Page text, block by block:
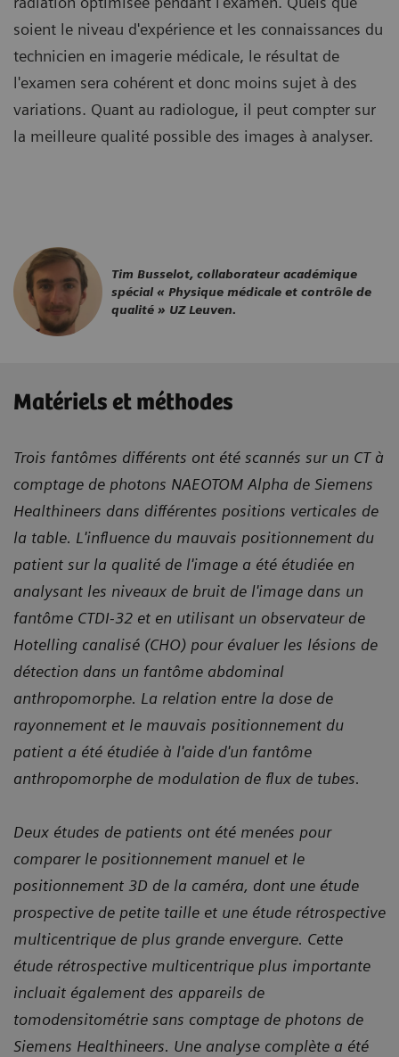
soient le niveau d'expérience et les connaissances du
technicien en imagerie médicale, le résultat de
l'examen sera cohérent et donc moins sujet à des
variations. Quant au radiologue, il peut compter sur
la meilleure qualité possible des images à analyser.
Tim Busselot, collaborateur académique
spécial « Physique médicale et contrôle de
qualité » UZ Leuven.
Matériels et méthodes
Trois fantômes différents ont été scannés sur un CT à
comptage de photons NAEOTOM Alpha de Siemens
Healthineers dans différentes positions verticales de
la table. L'influence du mauvais positionnement du
patient sur la qualité de l'image a été étudiée en
analysant les niveaux de bruit de l'image dans un
fantôme CTDI-32 et en utilisant un observateur de
Hotelling canalisé (CHO) pour évaluer les lésions de
détection dans un fantôme abdominal
anthropomorphe. La relation entre la dose de
rayonnement et le mauvais positionnement du
patient a été étudiée à l'aide d'un fantôme
anthropomorphe de modulation de flux de tubes.
Deux études de patients ont été menées pour
comparer le positionnement manuel et le
positionnement 3D de la caméra, dont une étude
prospective de petite taille et une étude rétrospective
multicentrique de plus grande envergure. Cette
étude rétrospective multicentrique plus importante
incluait également des appareils de
tomodensitométrie sans comptage de photons de
Siemens Healthineers. Une analyse complète a été